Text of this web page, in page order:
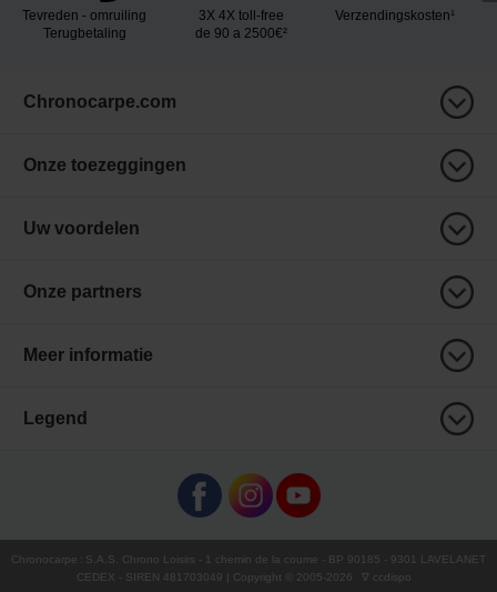
Tevreden - omruiling
Terugbetaling
3X 4X toll-free
de 90 a 2500€²
Verzendingskosten¹
Chronocarpe.com
Onze toezeggingen
Uw voordelen
Onze partners
Meer informatie
Legend
Chronocarpe : S.A.S. Chrono Loisirs - 1 chemin de la coume - BP 90185 - 9301 LAVELANET
CEDEX - SIREN 481703049 | Copyright © 2005-2026 ∇ ccdispo